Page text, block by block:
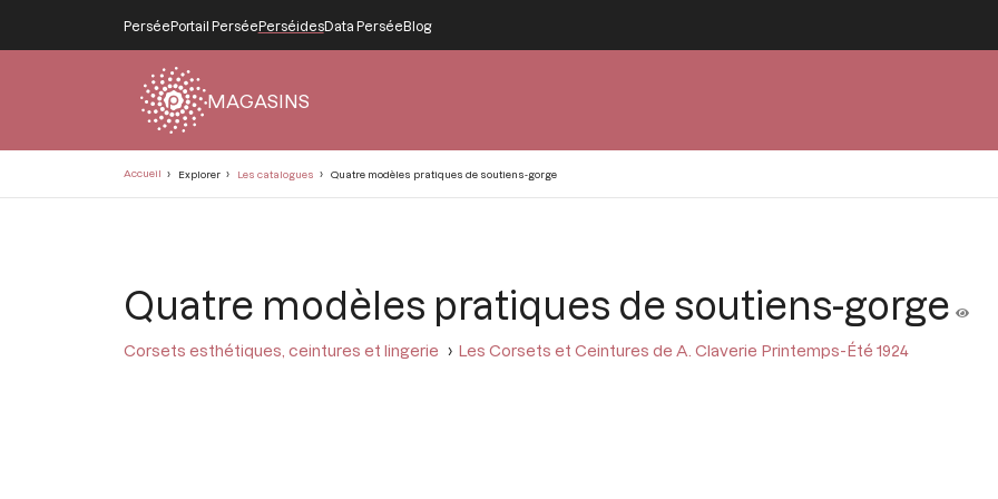
PerséePortail PerséePerséidesData PerséeBlog
MAGASINS
Accueil Explorer Les catalogues Quatre modèles pratiques de soutiens-gorge
Quatre modèles pratiques de soutiens-gorge
Corsets esthétiques, ceintures et lingerie Les Corsets et Ceintures de A. Claverie Printemps-Été 1924